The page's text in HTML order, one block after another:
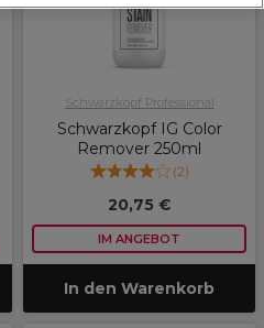
Schwarzkopf Professional
Schwarzkopf IG Color
Remover 250ml
(2)
20,75 €
IM ANGEBOT
In den Warenkorb